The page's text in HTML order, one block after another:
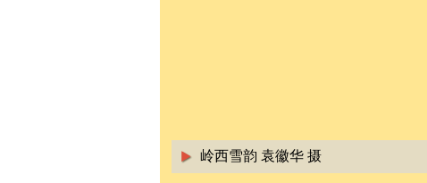
岭西雪韵 袁徽华 摄